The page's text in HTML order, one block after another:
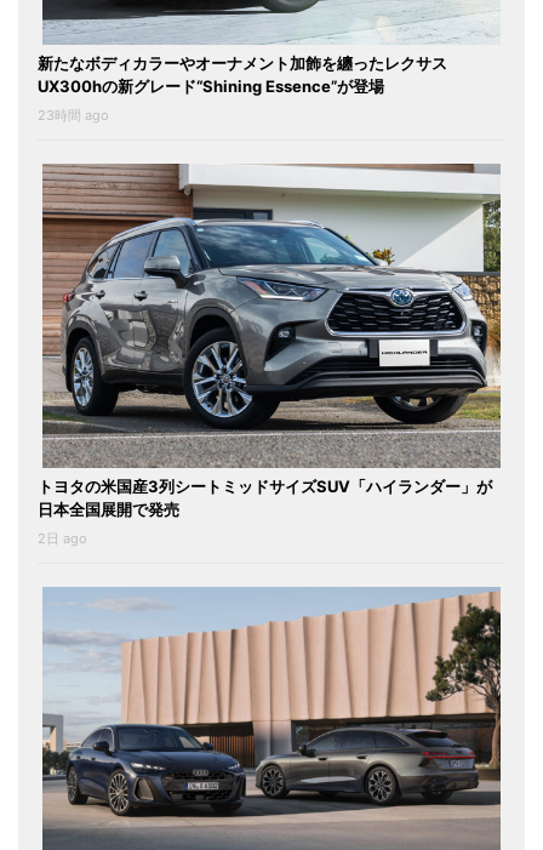
新たなボディカラーやオーナメント加飾を纏ったレクサス
UX300hの新グレード“Shining Essence”が登場
23時間 ago
トヨタの米国産3列シートミッドサイズSUV「ハイランダー」が
日本全国展開で発売
2日 ago